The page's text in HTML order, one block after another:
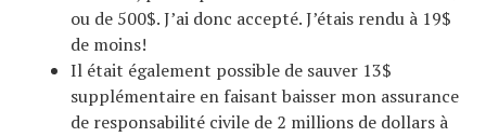
ou de 500$. J’ai donc accepté. J’étais rendu à 19$
de moins!
Il était également possible de sauver 13$
supplémentaire en faisant baisser mon assurance
de responsabilité civile de 2 millions de dollars à